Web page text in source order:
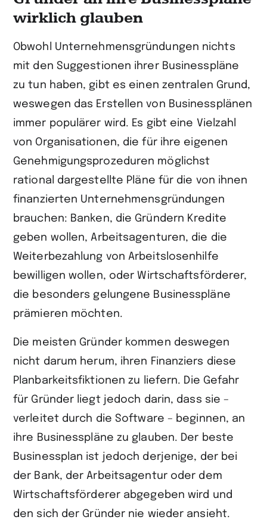
wirklich glauben
Obwohl Unternehmensgründungen nichts
mit den Suggestionen ihrer Businesspläne
zu tun haben, gibt es einen zentralen Grund,
weswegen das Erstellen von Businessplänen
immer populärer wird. Es gibt eine Vielzahl
von Organisationen, die für ihre eigenen
Genehmigungsprozeduren möglichst
rational dargestellte Pläne für die von ihnen
finanzierten Unternehmensgründungen
brauchen: Banken, die Gründern Kredite
geben wollen, Arbeitsagenturen, die die
Weiterbezahlung von Arbeitslosenhilfe
bewilligen wollen, oder Wirtschaftsförderer,
die besonders gelungene Businesspläne
prämieren möchten.
Die meisten Gründer kommen deswegen
nicht darum herum, ihren Finanziers diese
Planbarkeitsfiktionen zu liefern. Die Gefahr
für Gründer liegt jedoch darin, dass sie –
verleitet durch die Software – beginnen, an
ihre Businesspläne zu glauben. Der beste
Businessplan ist jedoch derjenige, der bei
der Bank, der Arbeitsagentur oder dem
Wirtschaftsförderer abgegeben wird und
den sich der Gründer nie wieder ansieht.